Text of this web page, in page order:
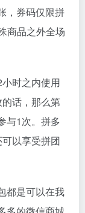
，券码仅限拼
商品之外全场
时之内使用
话，那么第
与1次。拼多
以享受拼团
都是可以在我